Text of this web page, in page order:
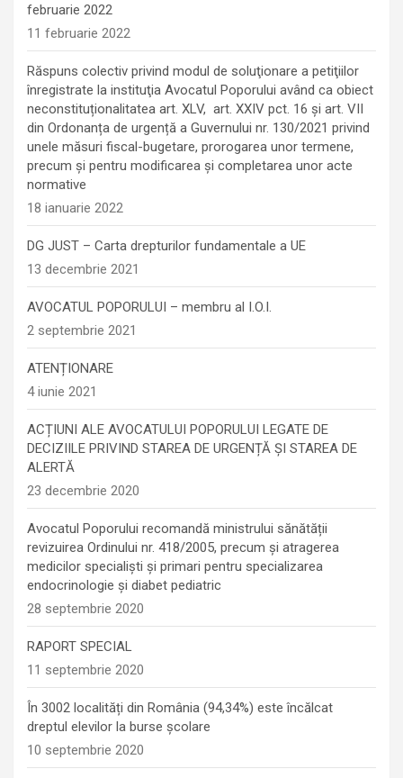
februarie 2022
11 februarie 2022
Răspuns colectiv privind modul de soluţionare a petiţiilor
înregistrate la instituţia Avocatul Poporului având ca obiect
neconstituționalitatea art. XLV, art. XXIV pct. 16 și art. VII
din Ordonanța de urgență a Guvernului nr. 130/2021 privind
unele măsuri fiscal-bugetare, prorogarea unor termene,
precum şi pentru modificarea şi completarea unor acte
normative
18 ianuarie 2022
DG JUST – Carta drepturilor fundamentale a UE
13 decembrie 2021
AVOCATUL POPORULUI – membru al I.O.I.
2 septembrie 2021
ATENȚIONARE
4 iunie 2021
ACȚIUNI ALE AVOCATULUI POPORULUI LEGATE DE
DECIZIILE PRIVIND STAREA DE URGENȚĂ ȘI STAREA DE
ALERTĂ
23 decembrie 2020
Avocatul Poporului recomandă ministrului sănătății
revizuirea Ordinului nr. 418/2005, precum și atragerea
medicilor specialiști și primari pentru specializarea
endocrinologie şi diabet pediatric
28 septembrie 2020
RAPORT SPECIAL
11 septembrie 2020
În 3002 localități din România (94,34%) este încălcat
dreptul elevilor la burse școlare
10 septembrie 2020